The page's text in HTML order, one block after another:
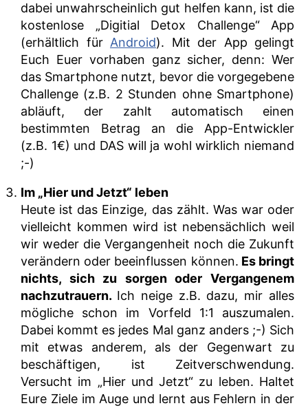
dabei unwahrscheinlich gut helfen kann, ist die
kostenlose „Digitial Detox Challenge“ App
(erhältlich für Android). Mit der App gelingt
Euch Euer vorhaben ganz sicher, denn: Wer
das Smartphone nutzt, bevor die vorgegebene
Challenge (z.B. 2 Stunden ohne Smartphone)
abläuft, der zahlt automatisch einen
bestimmten Betrag an die App-Entwickler
(z.B. 1€) und DAS will ja wohl wirklich niemand
;-)
Im „Hier und Jetzt“ leben
Heute ist das Einzige, das zählt. Was war oder
vielleicht kommen wird ist nebensächlich weil
wir weder die Vergangenheit noch die Zukunft
verändern oder beeinflussen können. Es bringt
nichts, sich zu sorgen oder Vergangenem
nachzutrauern. Ich neige z.B. dazu, mir alles
mögliche schon im Vorfeld 1:1 auszumalen.
Dabei kommt es jedes Mal ganz anders ;-) Sich
mit etwas anderem, als der Gegenwart zu
beschäftigen, ist Zeitverschwendung.
Versucht im „Hier und Jetzt“ zu leben. Haltet
Eure Ziele im Auge und lernt aus Fehlern in der